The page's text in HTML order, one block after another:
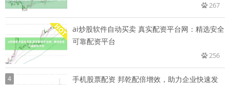
267
ai炒股软件自动买卖 真实配资平台网：精选安全
可靠配资平台
256
4
手机股票配资 邦乾配倍增效，助力企业快速发